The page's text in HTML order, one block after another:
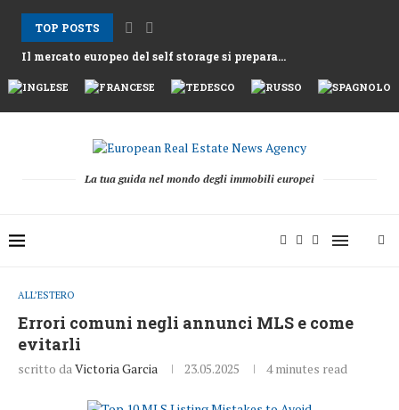
TOP POSTS
Il mercato europeo del self storage si prepara...
Gli affitti ad Atene aumentano mentre la Grecia...
Nemo Garden Una fattoria subacquea che sfida l’agricoltura...
Bruxelles vuole sbloccare 10 mila miliardi di euro...
Greystar Avanza nell’Espansione Strategica del Build to Rent...
Le grandi città prendono di mira le seconde...
Asset alberghieri dopo la stagione 2025 mentre fondi...
Il cambiamento strutturale dietro la ripresa della raccolta...
La tua guida nel mondo degli immobili europei
ALL’ESTERO
Errori comuni negli annunci MLS e come
evitarli
scritto daVictoria Garcia 23.05.2025 4 minutes read